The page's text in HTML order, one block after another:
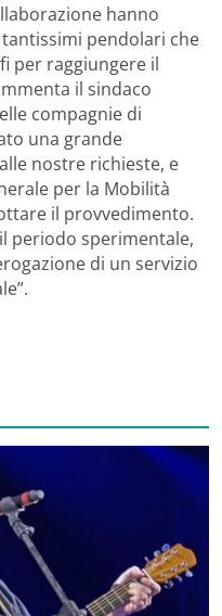
hanno
pendolari che
per raggiungere il
il sindaco
compagnie di
una grande
nostre richieste, e
per la Mobilità
il provvedimento.
periodo sperimentale,
di un servizio